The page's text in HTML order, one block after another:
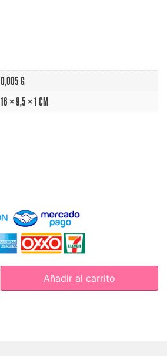
0,005 G
16 × 9,5 × 1 CM
Añadir al carrito